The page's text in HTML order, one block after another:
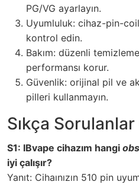
PG/VG ayarlayın.
Uyumluluk: cihaz-pin-
kontrol edin.
Bakım: düzenli
performansı korur.
Güvenlik: orijinal pil ve
pilleri kullanmayın.
Sıkça Sorulanlar
S1: IBvape cihazım hangi
iyi çalışır?
Yanıt: Cihaınızın 510 pin